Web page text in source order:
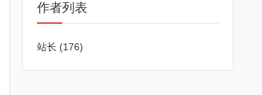
作者列表
站长 (176)